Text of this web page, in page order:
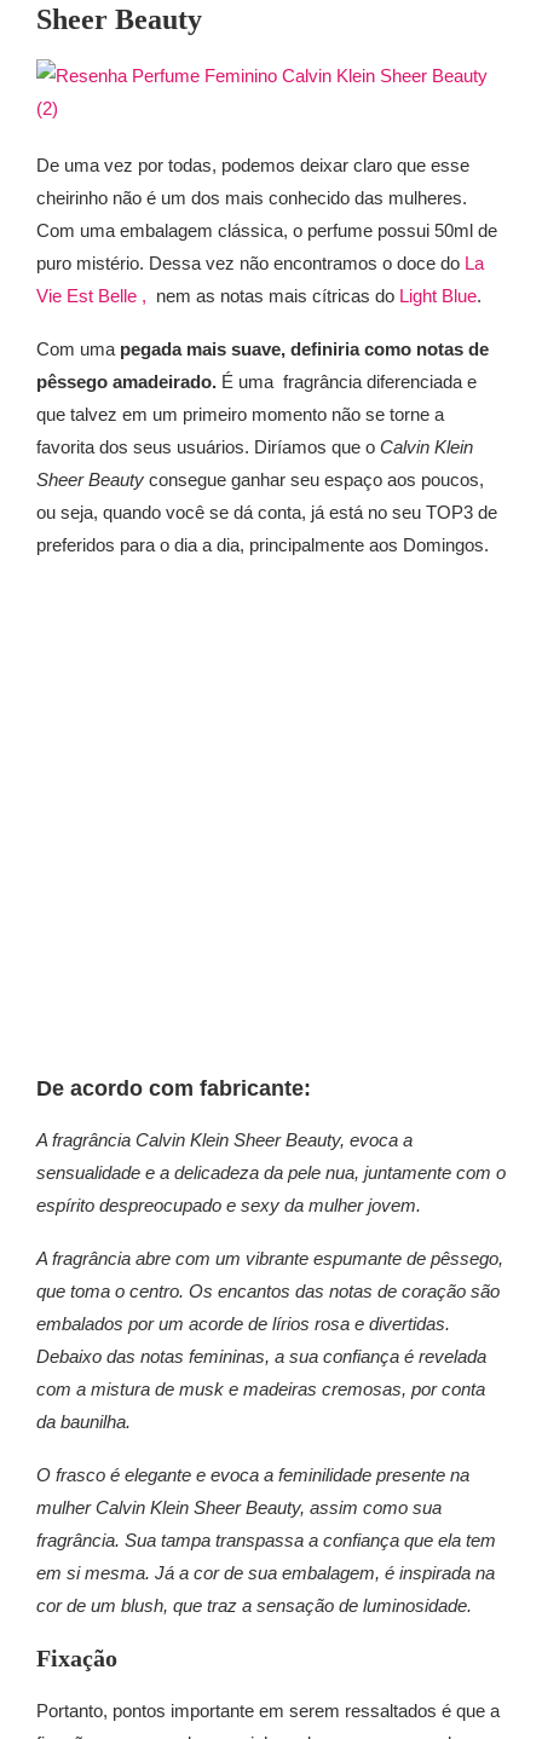
Sheer Beauty
De uma vez por todas, podemos deixar claro que esse
cheirinho não é um dos mais conhecido das mulheres.
Com uma embalagem clássica, o perfume possui 50ml de
puro mistério. Dessa vez não encontramos o doce do La
Vie Est Belle , nem as notas mais cítricas do Light Blue.
Com uma pegada mais suave, definiria como notas de
pêssego amadeirado. É uma fragrância diferenciada e
que talvez em um primeiro momento não se torne a
favorita dos seus usuários. Diríamos que o Calvin Klein
Sheer Beauty consegue ganhar seu espaço aos poucos,
ou seja, quando você se dá conta, já está no seu TOP3 de
preferidos para o dia a dia, principalmente aos Domingos.
De acordo com fabricante:
A fragrância Calvin Klein Sheer Beauty, evoca a
sensualidade e a delicadeza da pele nua, juntamente com o
espírito despreocupado e sexy da mulher jovem.
A fragrância abre com um vibrante espumante de pêssego,
que toma o centro. Os encantos das notas de coração são
embalados por um acorde de lírios rosa e divertidas.
Debaixo das notas femininas, a sua confiança é revelada
com a mistura de musk e madeiras cremosas, por conta
da baunilha.
O frasco é elegante e evoca a feminilidade presente na
mulher Calvin Klein Sheer Beauty, assim como sua
fragrância. Sua tampa transpassa a confiança que ela tem
em si mesma. Já a cor de sua embalagem, é inspirada na
cor de um blush, que traz a sensação de luminosidade.
Fixação
Portanto, pontos importante em serem ressaltados é que a